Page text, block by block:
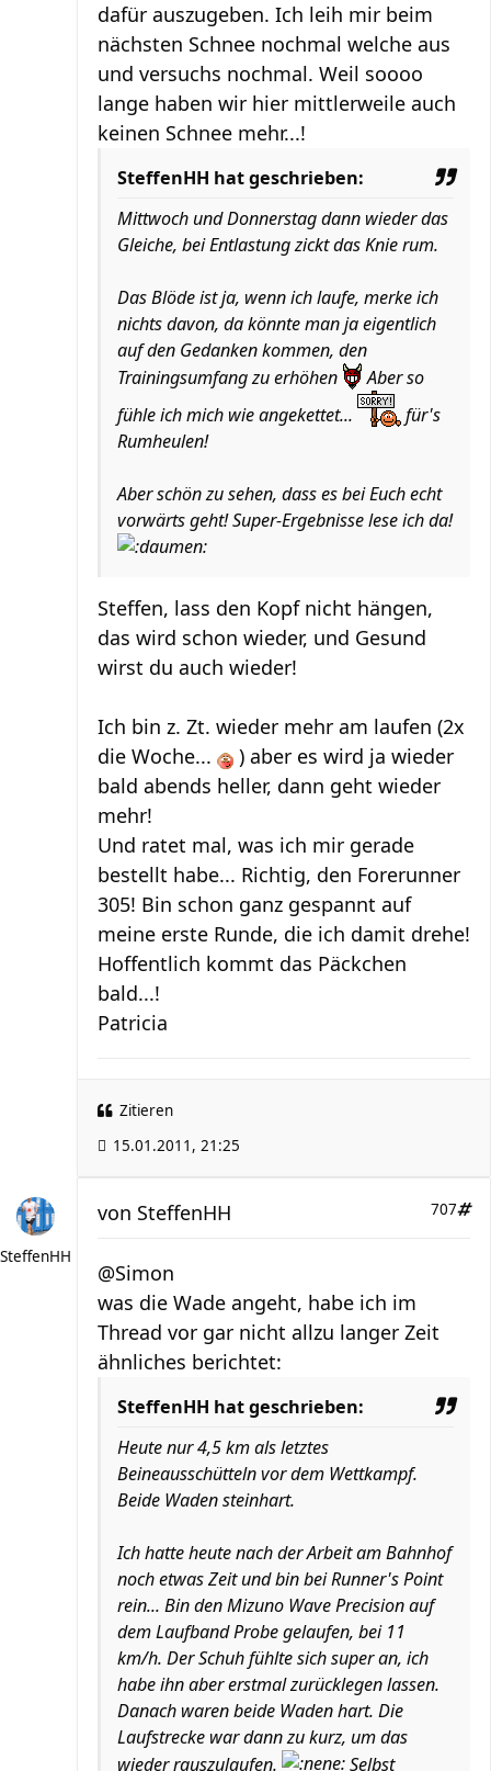
dafür auszugeben. Ich leih mir beim
nächsten Schnee nochmal welche aus
und versuchs nochmal. Weil soooo
lange haben wir hier mittlerweile auch
keinen Schnee mehr...!
SteffenHH hat geschrieben:
Mittwoch und Donnerstag dann wieder das
Gleiche, bei Entlastung zickt das Knie rum.
Das Blöde ist ja, wenn ich laufe, merke ich
nichts davon, da könnte man ja eigentlich
auf den Gedanken kommen, den
Trainingsumfang zu erhöhen
Aber so
fühle ich mich wie angekettet...
für's
Rumheulen!
Aber schön zu sehen, dass es bei Euch echt
vorwärts geht! Super-Ergebnisse lese ich da!
Steffen, lass den Kopf nicht hängen,
das wird schon wieder, und Gesund
wirst du auch wieder!
Ich bin z. Zt. wieder mehr am laufen (2x
die Woche...
) aber es wird ja wieder
bald abends heller, dann geht wieder
mehr!
Und ratet mal, was ich mir gerade
bestellt habe... Richtig, den Forerunner
305! Bin schon ganz gespannt auf
meine erste Runde, die ich damit drehe!
Hoffentlich kommt das Päckchen
bald...!
Patricia
Zitieren
15.01.2011, 21:25
SteffenHH
707
von SteffenHH
@Simon
was die Wade angeht, habe ich im
Thread vor gar nicht allzu langer Zeit
ähnliches berichtet:
SteffenHH hat geschrieben:
Heute nur 4,5 km als letztes
Beineausschütteln vor dem Wettkampf.
Beide Waden steinhart.
Ich hatte heute nach der Arbeit am Bahnhof
noch etwas Zeit und bin bei Runner's Point
rein... Bin den Mizuno Wave Precision auf
dem Laufband Probe gelaufen, bei 11
km/h. Der Schuh fühlte sich super an, ich
habe ihn aber erstmal zurücklegen lassen.
Danach waren beide Waden hart. Die
Laufstrecke war dann zu kurz, um das
wieder rauszulaufen.
Selbst